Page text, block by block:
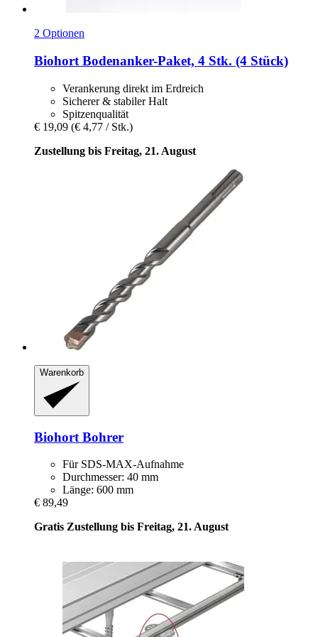
2 Optionen
Biohort Bodenanker-​Paket, 4 Stk. (4 Stück)
Verankerung direkt im Erdreich
Sicherer & stabiler Halt
Spitzenqualität
€ 19,09 (€ 4,77 / Stk.)
Zustellung bis Freitag, 21. August
Warenkorb
Biohort Bohrer
Für SDS-MAX-Aufnahme
Durchmesser: 40 mm
Länge: 600 mm
€ 89,49
Gratis Zustellung bis Freitag, 21. August